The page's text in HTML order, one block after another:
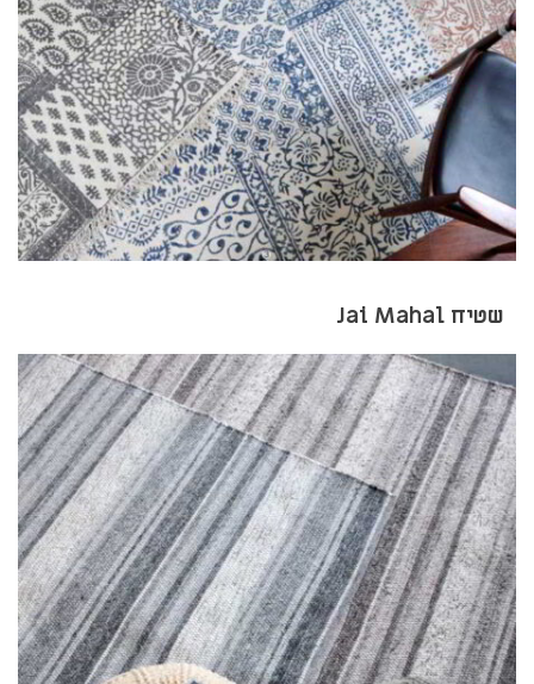
שטיח Jai Mahal